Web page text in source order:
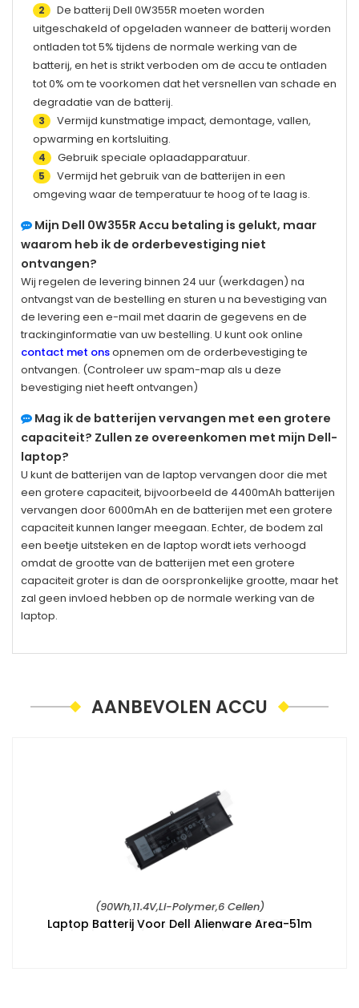
2 De batterij Dell 0W355R moeten worden
uitgeschakeld of opgeladen wanneer de batterij worden
ontladen tot 5% tijdens de normale werking van de
batterij, en het is strikt verboden om de accu te ontladen
tot 0% om te voorkomen dat het versnellen van schade en
degradatie van de batterij.
3
Vermijd kunstmatige impact, demontage, vallen,
opwarming en kortsluiting.
4 Gebruik speciale oplaadapparatuur.
5
Vermijd het gebruik van de batterijen in een
omgeving waar de temperatuur te hoog of te laag is.
Mijn Dell 0W355R Accu betaling is gelukt, maar
waarom heb ik de orderbevestiging niet
ontvangen?
Wij regelen de levering binnen 24 uur (werkdagen) na
ontvangst van de bestelling en sturen u na bevestiging van
de levering een e-mail met daarin de gegevens en de
trackinginformatie van uw bestelling. U kunt ook online
contact met onsopnemen om de orderbevestiging te
ontvangen. (Controleer uw spam-map als u deze
bevestiging niet heeft ontvangen)
Mag ik de batterijen vervangen met een grotere
capaciteit? Zullen ze overeenkomen met mijn Dell-
laptop?
U kunt de batterijen van de laptop vervangen door die met
een grotere capaciteit, bijvoorbeeld de 4400mAh batterijen
vervangen door 6000mAh en de batterijen met een grotere
capaciteit kunnen langer meegaan. Echter, de bodem zal
een beetje uitsteken en de laptop wordt iets verhoogd
omdat de grootte van de batterijen met een grotere
capaciteit groter is dan de oorspronkelijke grootte, maar het
zal geen invloed hebben op de normale werking van de
laptop.
AANBEVOLEN ACCU
(90Wh,11.4V,Li-Polymer,6 Cellen)
Laptop Batterij Voor Dell Alienware Area-51m